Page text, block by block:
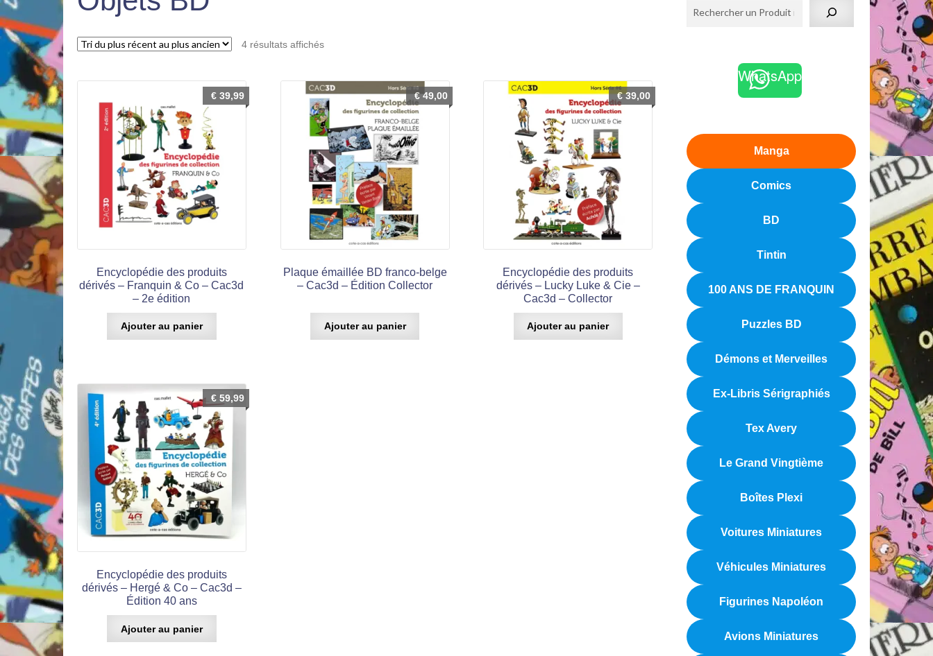
4 résultats affichésTrié
récent
au
plus
ancien
Encyclopédie des produits
dérivés – Franquin & Co – Cac3d
– 2e édition
€39,99
Ajouter au panier
Plaque émaillée BD franco-belge
– Cac3d – Édition Collector
€49,00
Ajouter au panier
Encyclopédie des produits
dérivés – Lucky Luke & Cie –
Cac3d – Collector
€39,00
Ajouter au panier
Encyclopédie des produits
dérivés – Hergé & Co – Cac3d –
Édition 40 ans
€59,99
Ajouter au panier
WhatsApp
Manga
Comics
BD
Tintin
100 ANS DE FRANQUIN
Puzzles BD
Démons et Merveilles
Ex-Libris Sérigraphiés
Tex Avery
Le Grand Vingtième
Boîtes Plexi
Voitures Miniatures
Véhicules Miniatures
Figurines Napoléon
Avions Miniatures